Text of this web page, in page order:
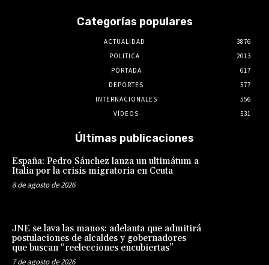
Categorías populares
ACTUALIDAD
3876
POLITICA
2013
PORTADA
617
DEPORTES
577
INTERNACIONALES
556
VÍDEOS
531
Últimas publicaciones
España: Pedro Sánchez lanza un ultimátum a
Italia por la crisis migratoria en Ceuta
8 de agosto de 2026
JNE se lava las manos: adelanta que admitirá
postulaciones de alcaldes y gobernadores
que buscan “reelecciones encubiertas”
7 de agosto de 2026